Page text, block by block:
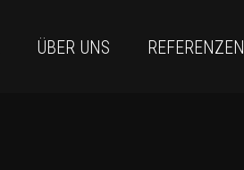
ÜBER UNS REFERENZEN